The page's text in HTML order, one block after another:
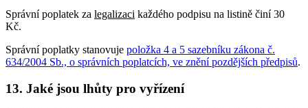
Správní poplatek za legalizaci každého podpisu na listině činí 30
Kč.
Správní poplatky stanovuje položka 4 a 5 sazebníku zákona č.
634/2004 Sb., o správních poplatcích, ve znění pozdějších předpisů.
13. Jaké jsou lhůty pro vyřízení